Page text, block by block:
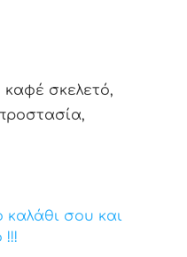
καφέ σκελετό,
καλάθι σου και
!!!